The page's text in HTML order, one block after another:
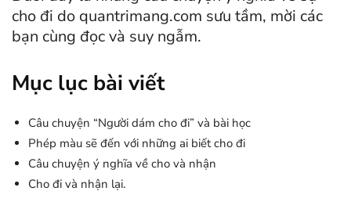
cho đi do quantrimang.com sưu tầm, mời các
bạn cùng đọc và suy ngẫm.
Mục lục bài viết
Câu chuyện “Người dám cho đi” và bài học
Phép màu sẽ đến với những ai biết cho đi
Câu chuyện ý nghĩa về cho và nhận
Cho đi và nhận lại.